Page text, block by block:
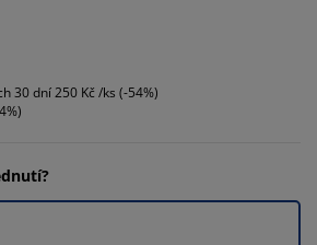
30 dní250 Kč /ks (-54%)